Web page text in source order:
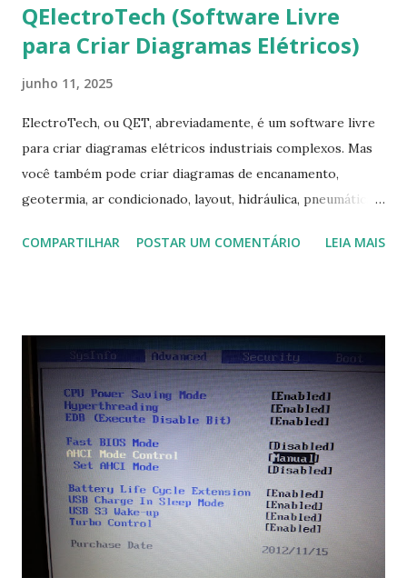
QElectroTech (Software Livre
para Criar Diagramas Elétricos)
junho 11, 2025
ElectroTech, ou QET, abreviadamente, é um software livre
para criar diagramas elétricos industriais complexos. Mas
você também pode criar diagramas de encanamento,
geotermia, ar condicionado, layout, hidráulica, pneumática,
Na última versão 0.100, a coleção contém mais de 8.000
COMPARTILHAR POSTAR UM COMENTÁRIO LEIA MAIS